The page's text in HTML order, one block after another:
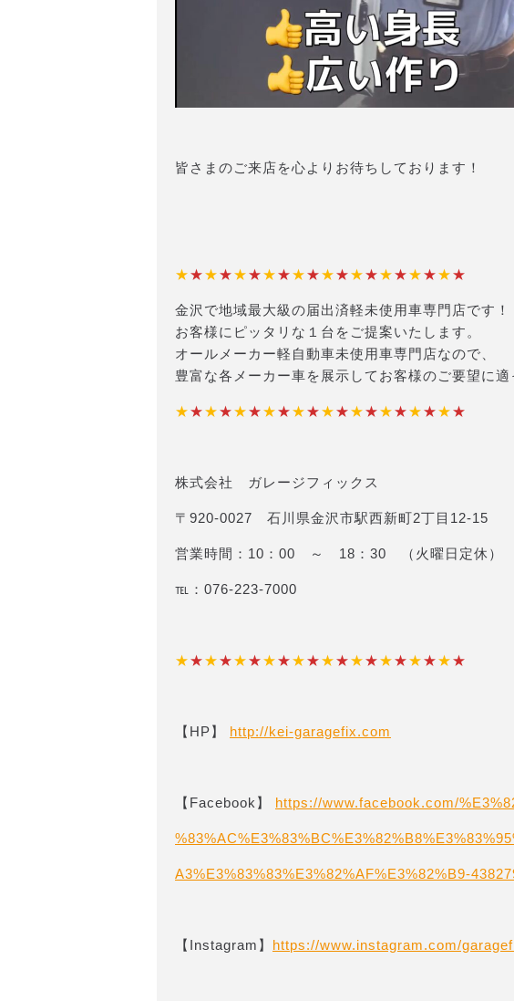
皆さまのご来店を心よりお待ちしております！
★★★★★★★★★★★★★★★★★★★★
金沢で地域最大級の届出済軽未使用車専門店です！
お客様にピッタリな１台をご提案いたします。
オールメーカー軽自動車未使用車専門店なので、
豊富な各メーカー車を展示してお客様のご要望に適
★★★★★★★★★★★★★★★★★★★★
株式会社 ガレージフィックス
〒920-0027 石川県金沢市駅西新町2丁目12-15
営業時間：10：00 ～ 18：30 （火曜日定休）
℡：076-223-7000
★★★★★★★★★★★★★★★★★★★★
【HP】 http://kei-garagefix.com​​
【Facebook】 https://www.facebook.com/
A3%E3%83%83%E3%82%AF%E3%82%B9-
【Instagram】 https://www.instagram.com/